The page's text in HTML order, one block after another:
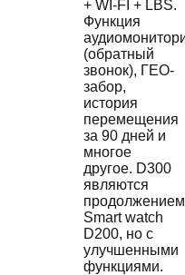
+ WI-FI + LBS.
Функция
(обратный
звонок), ГЕО-
забор,
история
перемещения
за 90 дней и
многое
другое. D300
являются
продолжением
Smart watch
D200, но с
улучшенными
функциями.